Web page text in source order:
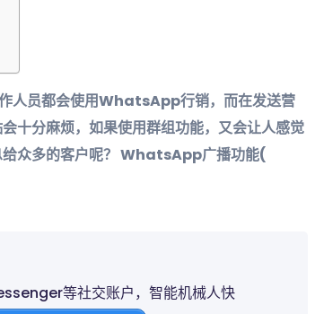
人员都会使用WhatsApp行销，而在发送营
十分麻烦，如果使用群组功能，又会让人感觉
给众多的客户呢？ WhatsApp广播功能(
等社交账户，智能机械人快